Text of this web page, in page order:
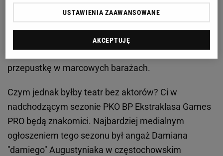
są regularnie w systemie „każdy z każdym". Najlepsi
gracze z miejsc 1-4 rundy zasadniczej zameldują się
bezpośrednio w Wielkim Finale, natomiast środkowa
przepustkę w marcowych barażach.
Czym jednak byłby teatr bez aktorów? Ci w
nadchodzącym sezonie PKO BP Ekstraklasa Games
PRO będą znakomici. Najbardziej medialnym
ogłoszeniem tego sezonu był angaż Damiana
"damiego" Augustyniaka w częstochowskim
USTAWIENIA ZAAWANSOWANE
AKCEPTUJĘ